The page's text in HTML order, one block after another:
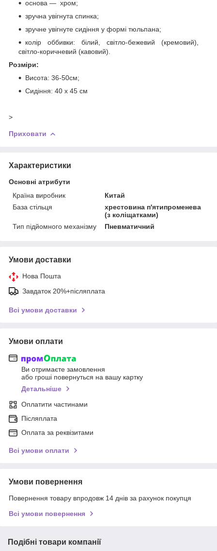
основа — хром;
зручна увігнута спинка;
зручне увігнуте сидіння у формі тюльпана;
колір оббивки: білий, світло-бежевий (кремовий),
світло-коричневий (кавовий).
Розміри:
Висота: 36-50см;
Сидіння: 40 х 45 см
>
Приховати
Характеристики
Основні атрибути
Країна виробник
Китай
База стільця
хрестовина п'ятипроменева
(з коліщатками)
Тип підйомного механізму
Пневматичний
Умови доставки
Нова Пошта
Завдаток 20%+післяплата
Всі умови доставки
Умови оплати
Ви отримаєте замовлення
або гроші повернуться на вашу картку
Детальніше
Оплатити частинами
Післяплата
Оплата за реквізитами
Всі умови оплати
Умови повернення
Повернення товару впродовж 14 днів за рахунок покупця
Всі умови повернення
Подібні товари компанії